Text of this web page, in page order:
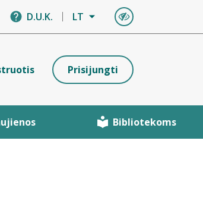
D.U.K. LT
Prisijungti
Bibliotekoms